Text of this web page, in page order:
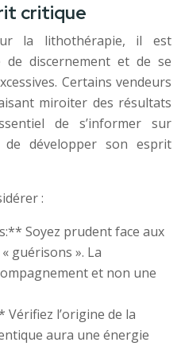
critique
la lithothérapie, il est
discernement et de se
Certains vendeurs
miroiter des résultats
de s’informer sur
de développer son esprit
:
Soyez prudent face aux
guérisons ». La
et non une
l’origine de la
aura une énergie